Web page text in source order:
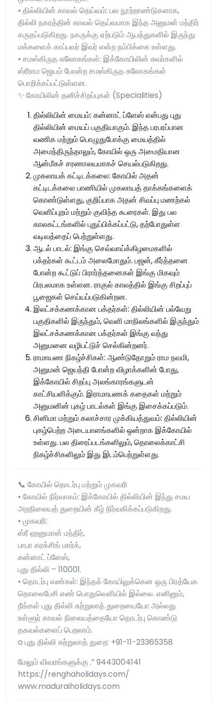
• தில்லியின் காவல் தெய்வம்: பல நூற்றாண்டுகளாக,
தில்லி நகரத்தின் காவல் தெய்வமாக இந்த அனுமன் மந்திர்
கருதப்படுகிறது. நகருக்கு ஏற்படும் ஆபத்துகளில் இருந்து
மக்களைக் காப்பவர் இவர் என்ற நம்பிக்கை உள்ளது.
• சமஸ்கிருத சுலோகங்கள்: இக்கோயிலின் சுவர்களில்
ஸ்ரீராம ஜெயம் போன்ற சமஸ்கிருத சுலோகங்கள்
பொறிக்கப்பட்டுள்ளன.
✨ கோயிலின் தனிச்சிறப்புகள் (Specialities)
தில்லியின் மையம்: கன்னாட் ப்ளேஸ் என்பது புது
தில்லியின் மையப் பகுதியாகும். இந்த பரபரப்பான
வணிக மற்றும் பொழுதுபோக்கு மையத்தில்
அமைந்திருந்தாலும், கோயில் ஒரு அமைதியான
ஆன்மீகச் சரணாலயமாகச் செயல்படுகிறது.
முகலாயக் கட்டிடக்கலை: கோயில் அதன்
கட்டிடக்கலை பாணியில் முகலாயத் தாக்கங்களைக்
கொண்டுள்ளது, குறிப்பாக அதன் சிவப்பு மணற்கல்
வெளிப்புறம் மற்றும் குவிந்த கூரைகள். இது பல
காலகட்டங்களில் புதுப்பிக்கப்பட்டு, தற்போதுள்ள
வடிவத்தைப் பெற்றுள்ளது.
ஆடல் பாடல்: இங்கு செவ்வாய்க்கிழமைகளில்
பக்தர்கள் கூட்டம் அலைமோதும். பஜன், கீர்த்தனை
போன்ற கூட்டுப் பிரார்த்தனைகள் இங்கு மிகவும்
பிரபலமாக உள்ளன. ராகுல் காலத்தில் இங்கு சிறப்புப்
பூஜைகள் செய்யப்படுகின்றன.
இலட்சக்கணக்கான பக்தர்கள்: தில்லியின் பல்வேறு
பகுதிகளில் இருந்தும், வெளி மாநிலங்களில் இருந்தும்
இலட்சக்கணக்கான பக்தர்கள் இங்கு வந்து
அனுமனை வழிபட்டுச் செல்கின்றனர்.
ராமாயண நிகழ்ச்சிகள்: ஆண்டுதோறும் ராம நவமி,
அனுமன் ஜெயந்தி போன்ற விழாக்களின் போது,
இக்கோயில் சிறப்பு அலங்காரங்களுடன்
காட்சியளிக்கும். இராமாயணக் கதைகள் மற்றும்
அனுமனின் புகழ் பாடல்கள் இங்கு இசைக்கப்படும்.
சினிமா மற்றும் கலாச்சார முக்கியத்துவம்: தில்லியின்
புகழ்பெற்ற அடையாளங்களில் ஒன்றாக இக்கோயில்
உள்ளது. பல திரைப்படங்களிலும், தொலைக்காட்சி
நிகழ்ச்சிகளிலும் இது இடம்பெற்றுள்ளது.
📞 கோயில் தொடர்பு மற்றும் முகவரி
• கோயில் நிர்வாகம்: இக்கோயில் தில்லியின் இந்து சமய
அறநிலையத் துறையின் கீழ் நிர்வகிக்கப்படுகிறது.
• முகவரி:
ஸ்ரீ ஹனுமான் மந்திர்,
பாபா கரக்சிங் மார்க்,
கன்னாட் ப்ளேஸ்,
புது தில்லி – 110001.
• தொடர்பு எண்கள்: இந்தக் கோயிலுக்கென ஒரு பிரத்யேக
தொலைபேசி எண் பொதுவெளியில் இல்லை. எனினும்,
நீங்கள் புது தில்லி சுற்றுலாத் துறையையோ அல்லது
உள்ளூர் காவல் நிலையத்தையோ தொடர்பு கொண்டு
தகவல்களைப் பெறலாம்.
o புது தில்லி சுற்றுலாத் துறை: +91-11-23365358
மேலும் விவரங்களுக்கு .” 9443004141
https://renghaholidays.com/
www.maduraiholidays.com